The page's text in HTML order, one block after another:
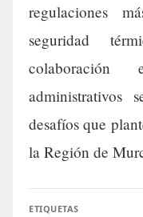
regulaciones
seguridad
colaboración
administrativos
desafíos que
la Región de
ETIQUETAS